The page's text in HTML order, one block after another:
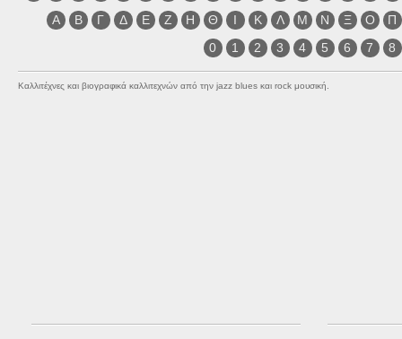
Α
Β Γ Δ Ε Ζ Η Θ Ι Κ Λ Μ Ν Ξ Ο
Π
0
1 2 3 4 5 6 7 8
Καλλιτέχνες και βιογραφικά καλλιτεχνών από την jazz blues και rock μουσική.